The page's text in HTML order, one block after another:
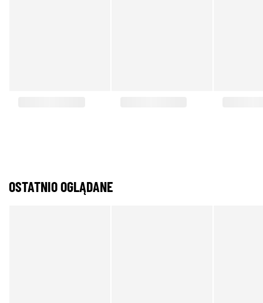
OSTATNIO OGLĄDANE